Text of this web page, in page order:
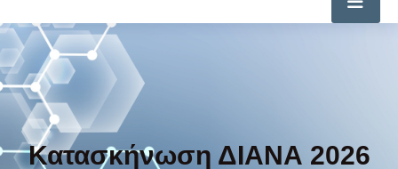
Κατασκήνωση ΔΙΑΝΑ 2026